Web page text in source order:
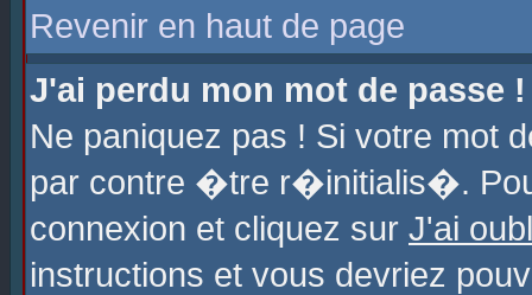
Revenir en haut de page
J'ai perdu mon mot de passe !
Ne paniquez pas ! Si votre
par contre �tre r�initialis�.
connexion et cliquez sur J'ai
instructions et vous devriez